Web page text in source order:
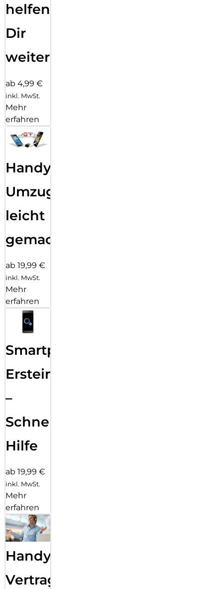
helfen
Dir
weiter
ab 4,99 €
inkl. MwSt.
Mehr
erfahren
Handy
Umzug
leicht
gemacht!
ab 19,99 €
inkl. MwSt.
Mehr
erfahren
Smartphone
Ersteinrichtung
–
Schnelle
Hilfe
ab 19,99 €
inkl. MwSt.
Mehr
erfahren
Handy
Vertragsabwicklung